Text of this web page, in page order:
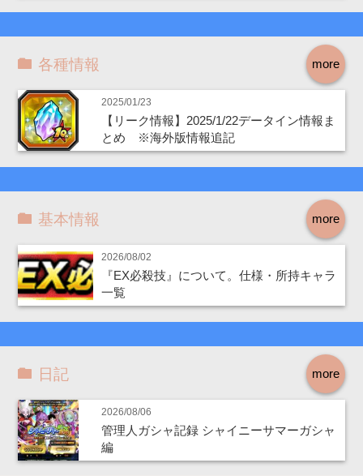
more
各種情報
2025/01/23
【リーク情報】2025/1/22データイン情報ま
とめ ※海外版情報追記
more
基本情報
2026/08/02
『EX必殺技』について。仕様・所持キャラ
一覧
more
日記
2026/08/06
管理人ガシャ記録 シャイニーサマーガシャ
編